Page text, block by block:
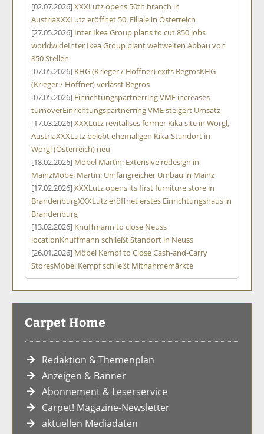
[02.07.2026]XXXLutz opens 50th branch in
AustriaXXXLutz eröffnet 50. Filiale in Österreich
[27.05.2026] Inter Ikea Group plans to cut 850 jobs
worldwideInter Ikea Group plant weltweiten Abbau von
850 Stellen
[07.05.2026] KHG (Krieger / Höffner) exits BegrosKHG
(Krieger / Höffner) verlässt Begros
[07.05.2026] Einrichtungspartnerring VME increases
turnoverEinrichtungspartnerring VME steigert Umsatz
[17.03.2026]XXXLutz revitalises former Kika site in Wörgl,
AustriaXXXLutz belebt ehemaligen Kika-Standort in
Wörgl (Österreich) neu
[18.02.2026] Möbel Martin: Extensive redesign in
MainzMöbel Martin: Umfangreicher Umbau in Mainz
[17.02.2026]XXXLutz opens its first furniture store in
BrandenburgXXXLutz eröffnet erstes Einrichtungshaus in
Brandenburg
[13.02.2026] Knuffmann to close Neuss
locationKnuffmann schließt Standort in Neuss
[26.01.2026] Möbel Kempf to Close Cash-and-Carry
StoresMöbel Kempf schließt Mitnahmemärkte
Carpet Home
Redaktion & Themenplan
Anzeigen & Banner
Abonnement & Leserservice
Carpet! Magazine-Newsletter
aktuellen Mediadaten